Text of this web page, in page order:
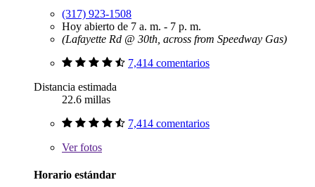
(317) 923-1508
Hoy abierto de 7 a. m. - 7 p. m.
(Lafayette Rd @ 30th, across from Speedway Gas)
7,414 comentarios
Distancia estimada
22.6 millas
7,414 comentarios
Verfotos
Horario estándar